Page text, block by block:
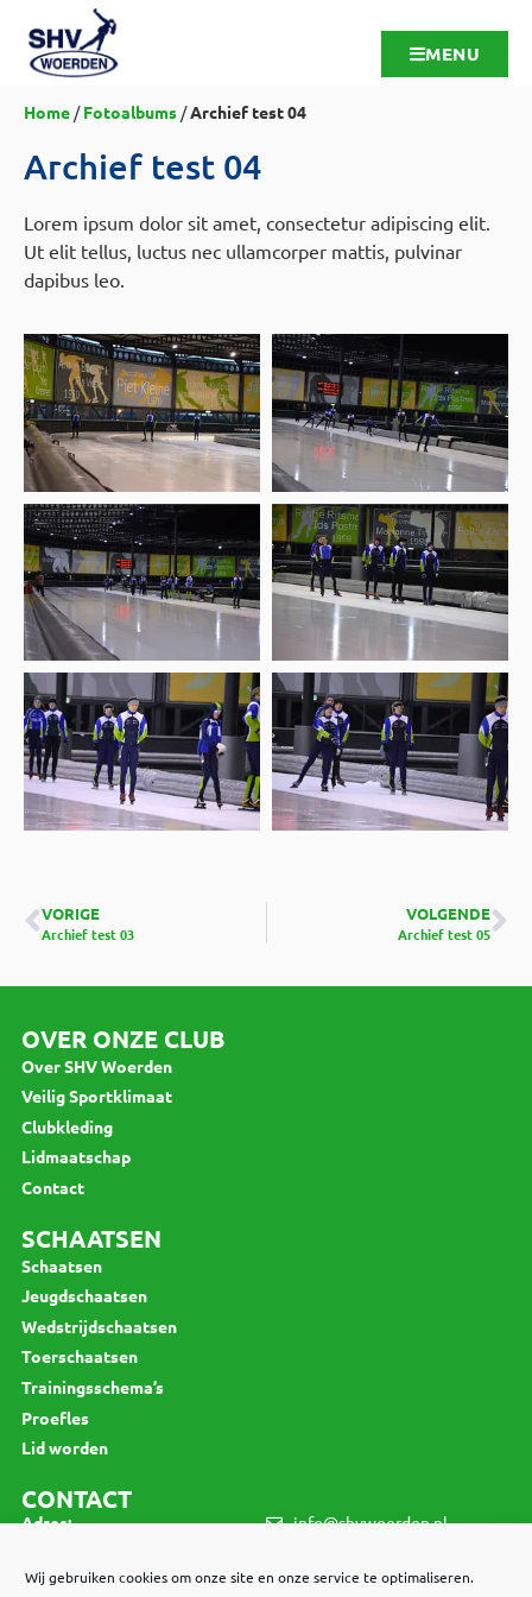
Wij gebruiken cookies om onze site en onze service te optimaliseren.
MENU
Home /Fotoalbums /Archief test 04
Archief test 04
Lorem ipsum dolor sit amet, consectetur adipiscing elit.
Ut elit tellus, luctus nec ullamcorper mattis, pulvinar
dapibus leo.
VORIGE
Archief test 03
VOLGENDE
Archief test 05
OVER ONZE CLUB
Over SHV Woerden
Veilig Sportklimaat
Clubkleding
Lidmaatschap
Contact
SCHAATSEN
Schaatsen
Jeugdschaatsen
Wedstrijdschaatsen
Toerschaatsen
Trainingsschema’s
Proefles
Lid worden
CONTACT
Adres:
3445 VV Woerden
info@shvwoerden.nl
LID WORDEN